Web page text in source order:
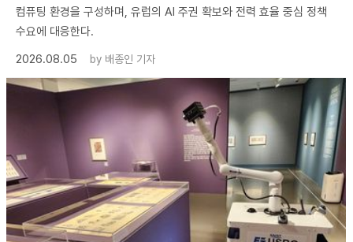
컴퓨팅 환경을 구성하며, 유럽의 AI 주권 확보와 전력 효율 중심 정책
수요에 대응한다.
2026.08.05
by 배종인 기자